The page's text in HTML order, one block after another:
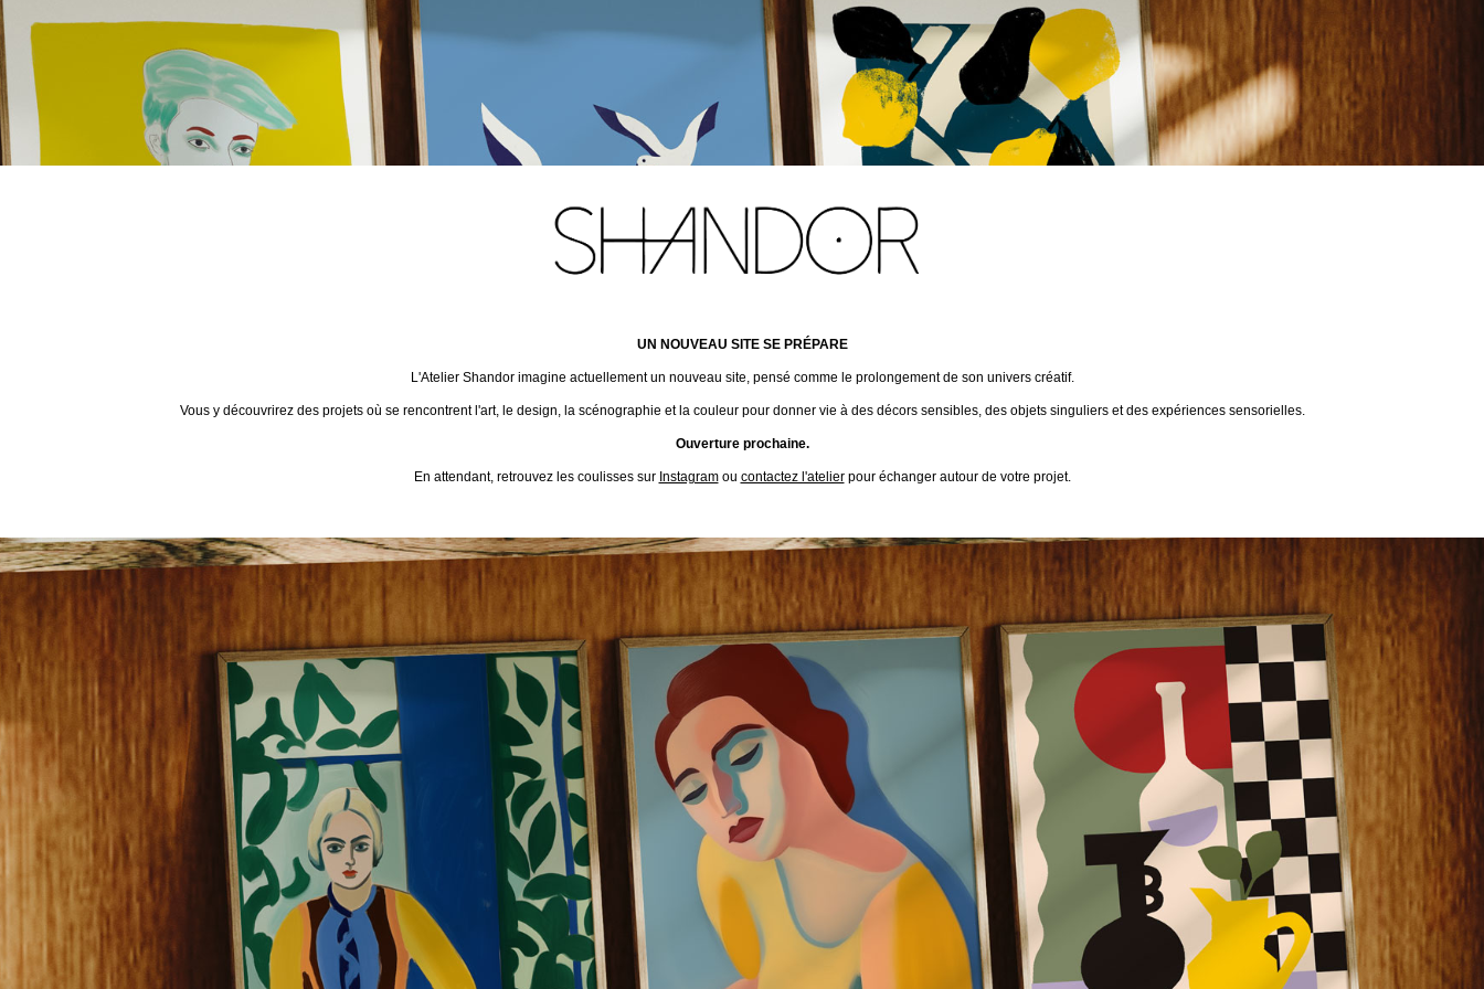
UN NOUVEAU SITE SE PRÉPARE
L'Atelier Shandor imagine actuellement un nouveau site, pensé comme le prolongement de son univers créatif.
Vous y découvrirez des projets où se rencontrent l'art, le design, la scénographie et la couleur pour donner vie à des décors sensibles, des objets singuliers et des expériences sensorielles.
Ouverture prochaine.
En attendant, retrouvez les coulisses sur Instagramou contactez l'atelierpour échanger autour de votre projet.